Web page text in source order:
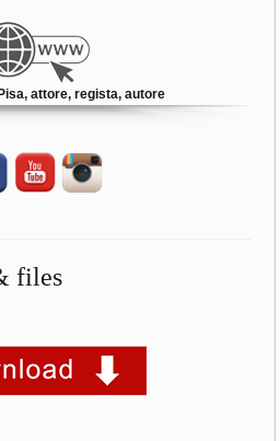
attore, regista, autore
files